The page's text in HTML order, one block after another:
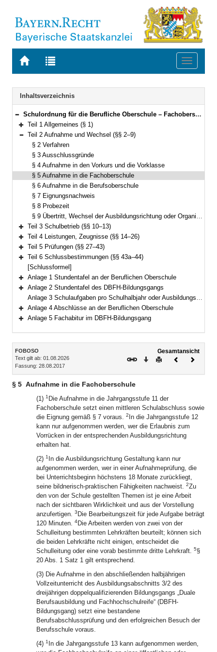
Zur
BAYERN.RECHT
Zur
letzten
Suche
Toggle
Navigation
Inhaltsverzeichnis
Bereich reduzieren
Schulordnung für die Berufliche Oberschule – Fachoberschulen und Berufsoberschulen (Fachober- und Berufsoberschulordnung – FOBOSO) Vom 28. August 2017 (GVBl. S. 451) BayRS 2236-7-1-K (§§ 1–44)
Bereich erweitern
Teil 1 Allgemeines (§ 1)
Bereich reduzieren
Teil 2 Aufnahme und Wechsel (§§ 2–9)
§ 2 Verfahren
§ 3 Ausschlussgründe
§ 4 Aufnahme in den Vorkurs und die Vorklasse
§ 5 Aufnahme in die Fachoberschule
§ 6 Aufnahme in die Berufsoberschule
§ 7 Eignungsnachweis
§ 8 Probezeit
§ 9 Übertritt, Wechsel der Ausbildungsrichtung oder Organisationsform
Bereich erweitern
Teil 3 Schulbetrieb (§§ 10–13)
Bereich erweitern
Teil 4 Leistungen, Zeugnisse (§§ 14–26)
Bereich erweitern
Teil 5 Prüfungen (§§ 27–43)
Bereich erweitern
Teil 6 Schlussbestimmungen (§§ 43a–44)
[Schlussformel]
Bereich erweitern
Anlage 1 Stundentafel an der Beruflichen Oberschule
Bereich erweitern
Anlage 2 Stundentafel des DBFH-Bildungsgangs
Anlage 3 Schulaufgaben pro Schulhalbjahr oder Ausbildungsabschnitt an der Beruflichen Oberschule
Bereich erweitern
Anlage 4 Abschlüsse an der Beruflichen Oberschule
Anlage 5 Fachabitur im DBFH-Bildungsgang
Inhalt
FOBOSO
Text gilt ab: 01.08.2026
Fassung: 28.08.2017
Gesamtansicht
Download
DruckenVorheriges
§ 5 Aufnahme in die Fachoberschule
(1) 1 Die Aufnahme in die Jahrgangsstufe 11 der
Fachoberschule setzt einen mittleren Schulabschluss sowie
die Eignung gemäß § 7 voraus. 2 In die Jahrgangsstufe 12
kann nur aufgenommen werden, wer die Erlaubnis zum
Vorrücken in der entsprechenden Ausbildungsrichtung
erhalten hat.
(2) 1 In die Ausbildungsrichtung Gestaltung kann nur
aufgenommen werden, wer in einer Aufnahmeprüfung, die
bei Unterrichtsbeginn höchstens 18 Monate zurückliegt,
seine bildnerisch-praktischen Fähigkeiten nachweist. 2Zu
den von der Schule gestellten Themen ist je eine Arbeit
nach der sichtbaren Wirklichkeit und aus der Vorstellung
anzufertigen. 3 Die Bearbeitungszeit für jede Aufgabe beträgt
120 Minuten. 4Die Arbeiten werden von zwei von der
Schulleitung bestimmten Lehrkräften beurteilt; können sich
die beiden Lehrkräfte nicht einigen, entscheidet die
Schulleitung oder eine vorab bestimmte dritte Lehrkraft. 5§
20 Abs. 1 Satz 1 gilt entsprechend.
(3) Die Aufnahme in den abschließenden halbjährigen
Vollzeitunterricht des Ausbildungsabschnitts 3/2 des
dreijährigen doppelqualifizierenden Bildungsgangs „Duale
Berufsausbildung und Fachhochschulreife“ (DBFH-
Bildungsgang) setzt eine bestandene
Berufsabschlussprüfung und den erfolgreichen Besuch der
Berufsschule voraus.
(4) 1 In die Jahrgangsstufe 13 kann aufgenommen werden,